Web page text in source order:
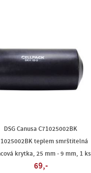
DSG Canusa C71025002BK
teplem smrštitelná
krytka, 25 mm - 9 mm, 1 ks
69,-